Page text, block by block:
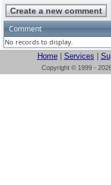
Comment
No records to display.
Home| Services
Copyright © 1999 -